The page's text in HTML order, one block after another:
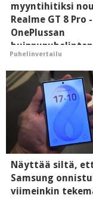
myyntihitiksi
Realme GT 8 Pro -
OnePlussan
huippupuhelinten
"perillinen"
Puhelinvertailu
Näyttää siltä,
Samsung
viimeinkin